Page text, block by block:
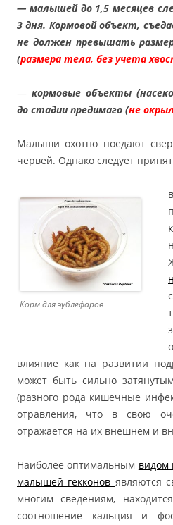
— малышей до 1,5 месяцев
3 дня. Кормовой объект,
не должен превышать
(размера тела, без учета
— кормовые объекты
до стадии предимаго (не
Малыши охотно поедают
червей. Однако следует
Корм для эублефаров
влияние как на развитии
может быть сильно
(разного рода кишечные
отравления, что в свою
отражается на их внешнем и
Наиболее оптимальным видом
малышей гекконов являются
многим сведениям,
соотношение кальция и